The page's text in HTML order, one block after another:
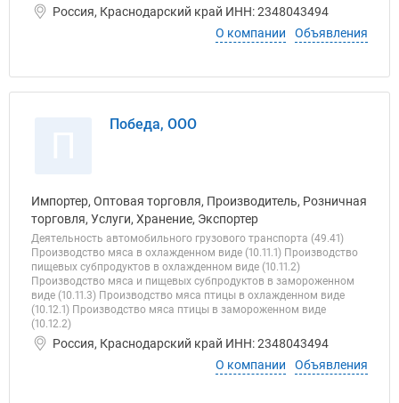
Россия, Краснодарский край ИНН: 2348043494
О компании
Объявления
Победа, ООО
Импортер, Оптовая торговля, Производитель, Розничная
торговля, Услуги, Хранение, Экспортер
Деятельность автомобильного грузового транспорта (49.41)
Производство мяса в охлажденном виде (10.11.1) Производство
пищевых субпродуктов в охлажденном виде (10.11.2)
Производство мяса и пищевых субпродуктов в замороженном
виде (10.11.3) Производство мяса птицы в охлажденном виде
(10.12.1) Производство мяса птицы в замороженном виде
(10.12.2)
Россия, Краснодарский край ИНН: 2348043494
О компании
Объявления